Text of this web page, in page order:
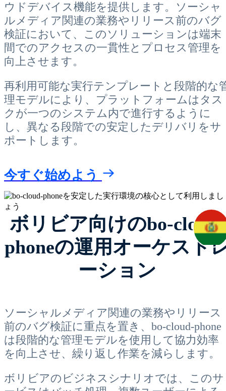
ウドデバイス機能を提供します。ソーシャ
ルメディア関連の業務やリリース前のバグ
検証において、このソリューションは端末
間でのアクセスの一貫性とプロセス管理を
向上させます。
再利用可能な実行テンプレートと段階的な
理モデルにより、プラットフォームはタス
クが一つのシステム内で進行するように
し、異なる段階での安定したデリバリをサ
ポートします。
今すぐ始めよう
ボリビア向けのbo-cloud-
phoneの運用オーケスト
ーション
ソーシャルメディア関連の業務やリリース
前のバグ検証に重点を置き、bo-cloud-phone
は段階的な管理モデルを使用して協力効率
を向上させ、繰り返し作業を減らします。
ボリビアのビジネスシナリオでは、このサ